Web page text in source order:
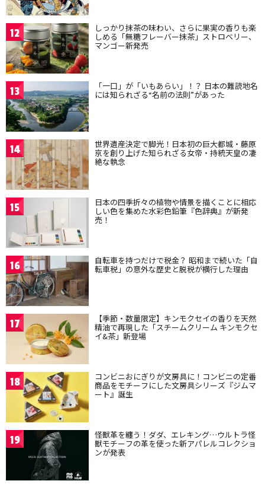
12 しっかり抹茶の味わい、さらに果実の香りも楽
しめる「無糖フレーバー抹茶」ストロベリー、
マンゴー新発売
13 「一口」が「いもあらい」！？ 日本の難読地名
には知られざる“名前の法則”があった
14 世界遺産決定で脚光！日本初の巨大都城・藤原
京を創り上げた知られざる女帝・持統天皇の凄
絶な執念
15 日本の四季折々の植物や情景を描くことに相応
しい色を集めた水彩色鉛筆『色辞典』が新発
売！
16 自転車を持つだけで税金？ 昭和まで続いた「自
転車税」の意外な歴史と脱税が横行した理由
17 【季節・数量限定】キンモクセイの香りを天然
精油で再現した「スチームクリーム キンモクセ
イ&茶」新登場
18 コンビニおにぎりが文房具に！コンビニの定番
商品をモチーフにした文房具シリーズ『ジムマ
ート』誕生
19 怪獣革を纏う！ダダ、エレキング…ウルトラ怪
獣モチーフの革を使った新アパレルコレクショ
ンが発表